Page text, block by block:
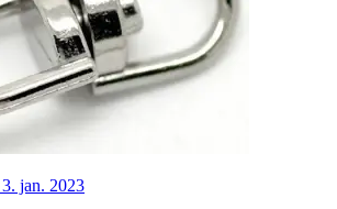
3. jan. 2023